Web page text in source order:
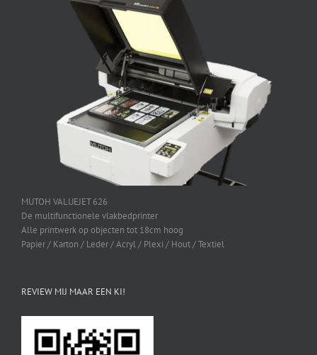
MUTOH VALUEJET 626
De multifunctionele vlakbedprinter
Alle printwerk op objecten tot 18cm hoog
Papier / Karton / Leder / Acryl / Plexi / Hout / Textiel
REVIEW MIJ MAAR EEN KI!